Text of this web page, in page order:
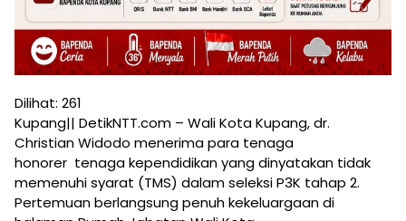
Dilihat: 261
Kupang|| DetikNTT.com – Wali Kota Kupang, dr.
Christian Widodo menerima para tenaga
honorer tenaga kependidikan yang dinyatakan tidak
memenuhi syarat (TMS) dalam seleksi P3K tahap 2.
Pertemuan berlangsung penuh kekeluargaan di